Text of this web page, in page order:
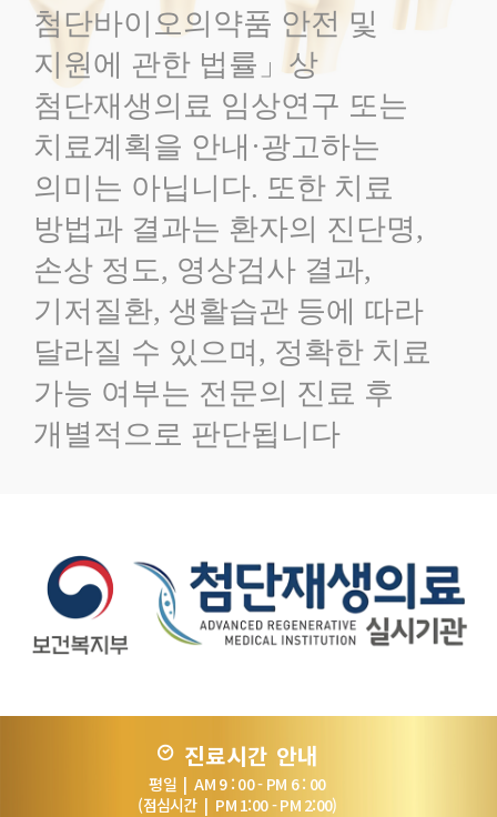
첨단바이오의약품 안전 및
지원에 관한 법률」상
첨단재생의료 임상연구 또는
치료계획을 안내·광고하는
의미는 아닙니다. 또한 치료
방법과 결과는 환자의 진단명,
손상 정도, 영상검사 결과,
기저질환, 생활습관 등에 따라
달라질 수 있으며, 정확한 치료
가능 여부는 전문의 진료 후
개별적으로 판단됩니다
진료시간 안내
평일 | AM 9 : 00 - PM 6 : 00
(점심시간 | PM 1:00 - PM 2:00)